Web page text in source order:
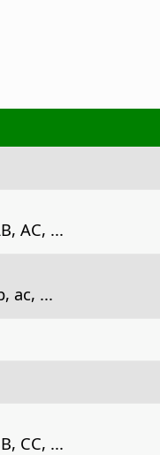
AC, ...
ac, ...
CC, ...